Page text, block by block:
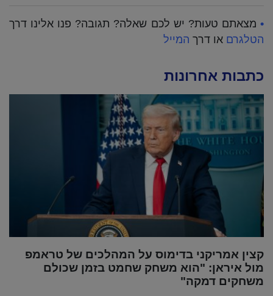
• מצאתם טעות? יש לכם שאלה? תגובה? פנו אלינו דרך
הטלגרם או דרך המייל
כתבות אחרונות
קצין אמריקני בדימוס על המהלכים של טראמפ
מול איראן: "הוא משחק שחמט בזמן שכולם
משחקים דמקה"